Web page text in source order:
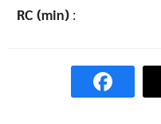
RC (min) :